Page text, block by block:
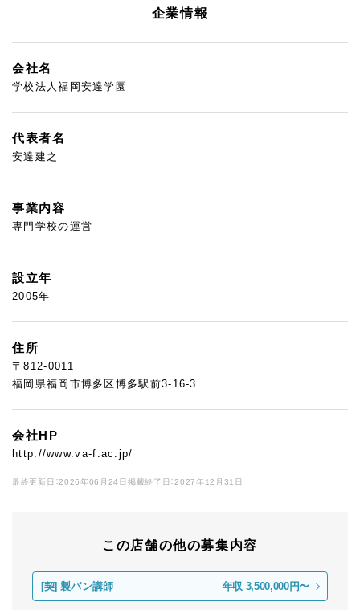
企業情報
会社名
学校法人福岡安達学園
代表者名
安達建之
事業内容
専門学校の運営
設立年
2005年
住所
〒812-0011
福岡県福岡市博多区博多駅前3-16-3
会社HP
http://www.va-f.ac.jp/
最終更新日：2026年06月24日 掲載終了日：2027年12月31日
この店舗の他の募集内容
[契] 製パン講師 年収 3,500,000円〜